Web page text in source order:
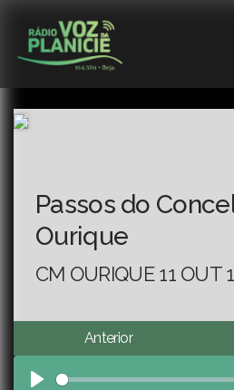
Passos do
Ourique
CM OURIQUE 11 OUT
Anterior